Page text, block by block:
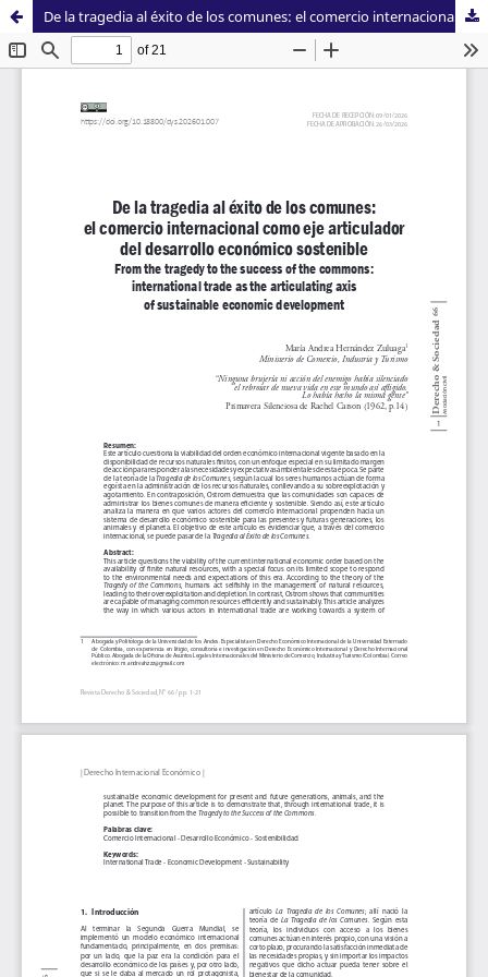
De la tragedia al éxito de los comunes: el comercio internacional como eje articulador del desarrollo económico sostenible